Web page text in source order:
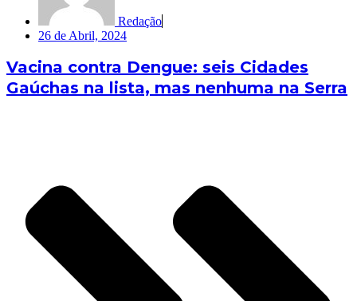
Redação
26 de Abril, 2024
Vacina contra Dengue: seis Cidades
Gaúchas na lista, mas nenhuma na Serra